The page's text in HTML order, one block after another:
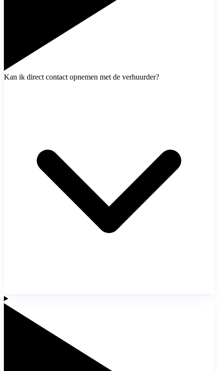
Kan ik direct contact opnemen met de verhuurder?